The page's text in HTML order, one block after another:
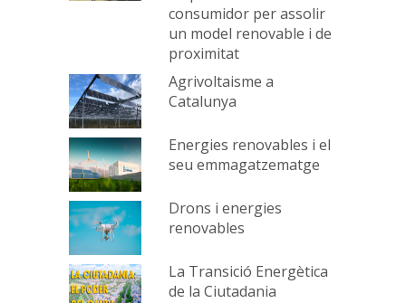
consumidor per assolir
un model renovable i de
proximitat
Agrivoltaisme a
Catalunya
Energies renovables i el
seu emmagatzematge
Drons i energies
renovables
La Transició Energètica
de la Ciutadania